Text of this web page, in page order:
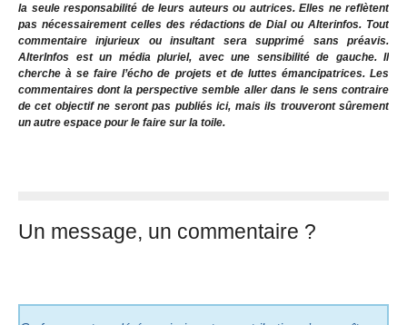
la seule responsabilité de leurs auteurs ou autrices. Elles ne reflètent
pas nécessairement celles des rédactions de Dial ou Alterinfos. Tout
commentaire injurieux ou insultant sera supprimé sans préavis.
AlterInfos est un média pluriel, avec une sensibilité de gauche. Il
cherche à se faire l’écho de projets et de luttes émancipatrices. Les
commentaires dont la perspective semble aller dans le sens contraire
de cet objectif ne seront pas publiés ici, mais ils trouveront sûrement
un autre espace pour le faire sur la toile.
Un message, un commentaire ?